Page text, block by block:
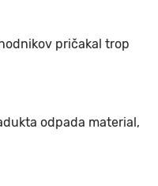
pričakal trop
odpada material,